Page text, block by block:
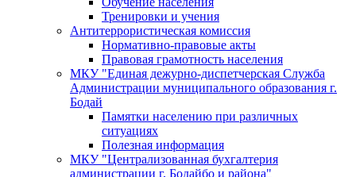
Тренировки и учения
Антитеррористическая комиссия
Нормативно-правовые акты
Правовая грамотность населения
МКУ "Единая дежурно-диспетчерская Служба
Администрации муниципального образования г.
Бодай
Памятки населению при различных
ситуациях
Полезная информация
МКУ "Централизованная бухгалтерия
администрации г. Бодайбо и района"